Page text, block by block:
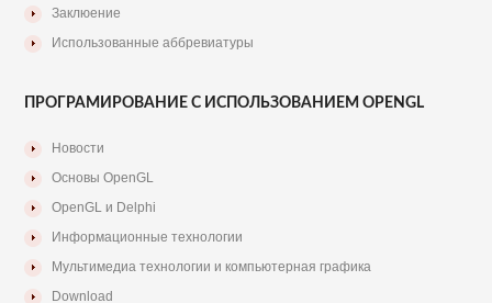
Заклюение
Использованные аббревиатуры
ПРОГРАМИРОВАНИЕ С ИСПОЛЬЗОВАНИЕМ OPENGL
Новости
Основы OpenGL
OpenGL и Delphi
Информационные технологии
Мультимедиа технологии и компьютерная графика
Download